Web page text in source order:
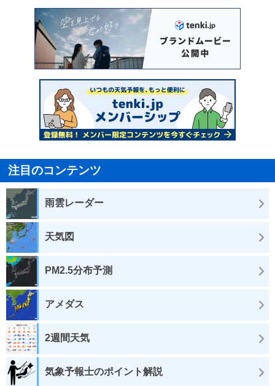
注目のコンテンツ
雨雲レーダー
天気図
PM2.5分布予測
アメダス
2週間天気
気象予報士のポイント解説